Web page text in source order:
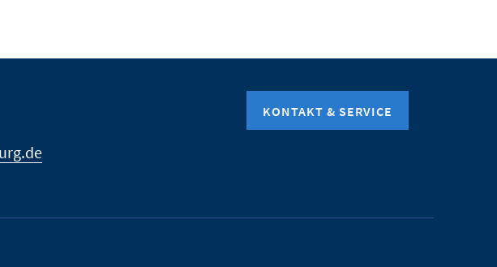
KONTAKT & SERVICE